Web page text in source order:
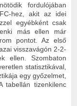
fordulójában
hez, akit az idei
egyébként csak
más ellen már
pontot. Az első
visszavágón 2-2-
ellen. Szombaton
statisztikával,
egy győzelmet,
tabellán tizenkilenc